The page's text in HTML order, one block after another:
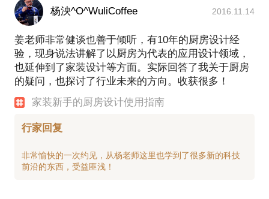
杨泱^O^WuliCoffee 2016.11.14
姜老师非常健谈也善于倾听，有10年的厨房设计经
验，现身说法讲解了以厨房为代表的应用设计领域，
也延伸到了家装设计等方面。实际回答了我关于厨房
的疑问，也探讨了行业未来的方向。收获很多！
家装新手的厨房设计使用指南
行家回复
非常愉快的一次约见，从杨老师这里也学到了很多新的科技